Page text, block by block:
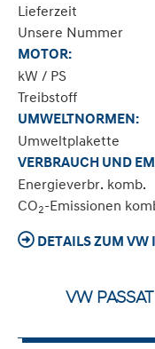
Lieferzeit
Unsere Nummer
MOTOR:
kW / PS
Treibstoff
UMWELTNORMEN:
Umweltplakette
VERBRAUCH UND
Energieverbr. komb.
CO2-Emissionen
DETAILS ZUM VW
VW